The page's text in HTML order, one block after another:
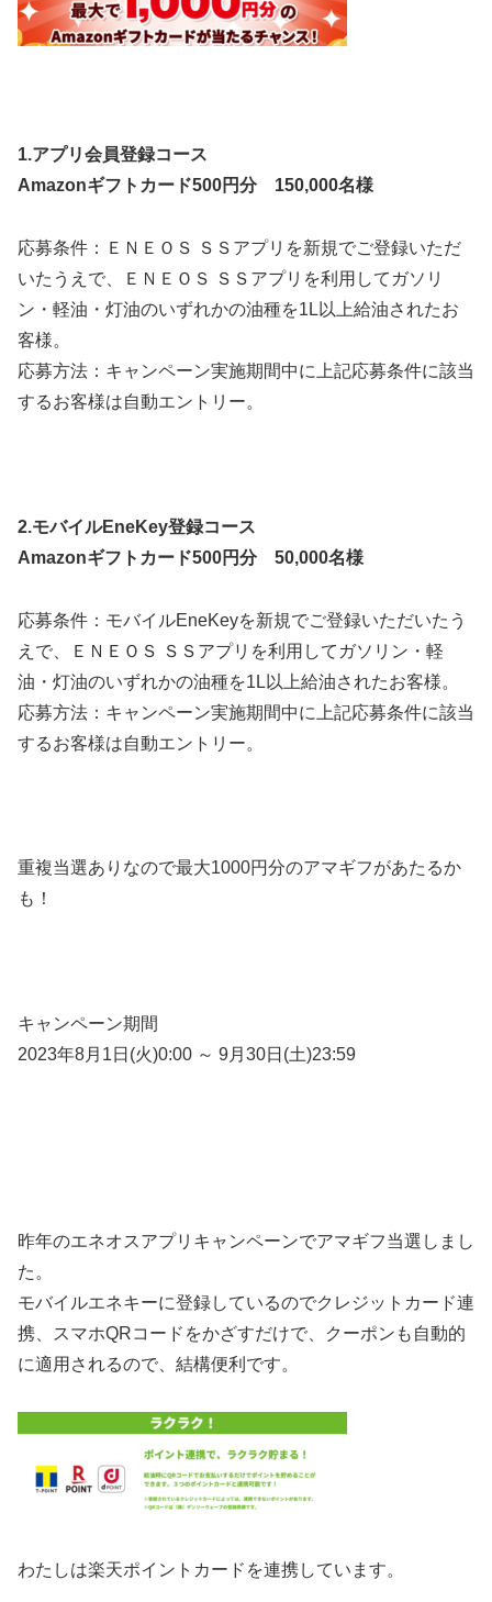
1.アプリ会員登録コース
Amazonギフトカード500円分 150,000名様
応募条件：ＥＮＥＯＳ ＳＳアプリを新規でご登録いただ
いたうえで、ＥＮＥＯＳ ＳＳアプリを利用してガソリ
ン・軽油・灯油のいずれかの油種を1L以上給油されたお
客様。
応募方法：キャンペーン実施期間中に上記応募条件に該当
するお客様は自動エントリー。
2.モバイルEneKey登録コース
Amazonギフトカード500円分 50,000名様
応募条件：モバイルEneKeyを新規でご登録いただいたう
えで、ＥＮＥＯＳ ＳＳアプリを利用してガソリン・軽
油・灯油のいずれかの油種を1L以上給油されたお客様。
応募方法：キャンペーン実施期間中に上記応募条件に該当
するお客様は自動エントリー。
重複当選ありなので最大1000円分のアマギフがあたるか
も！
キャンペーン期間
2023年8月1日(火)0:00 ～ 9月30日(土)23:59
昨年のエネオスアプリキャンペーンでアマギフ当選しまし
た。
モバイルエネキーに登録しているのでクレジットカード連
携、スマホQRコードをかざすだけで、クーポンも自動的
に適用されるので、結構便利です。
わたしは楽天ポイントカードを連携しています。